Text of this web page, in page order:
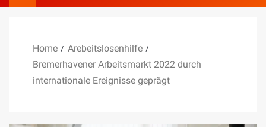
Home
Arebeitslosenhilfe
Bremerhavener Arbeitsmarkt 2022 durch
internationale Ereignisse geprägt